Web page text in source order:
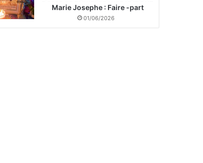
Marie Josephe : Faire -part
01/06/2026